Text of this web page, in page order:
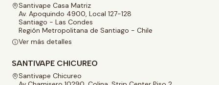
Santivape Casa Matriz
Av. Apoquindo 4900, Local 127-128
Santiago - Las Condes
Región Metropolitana de Santiago - Chile
Ver más detalles
SANTIVAPE CHICUREO
Santivape Chicureo